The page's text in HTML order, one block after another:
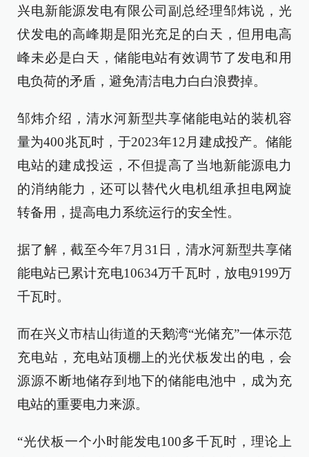
兴电新能源发电有限公司副总经理邹炜说，光
伏发电的高峰期是阳光充足的白天，但用电高
峰未必是白天，储能电站有效调节了发电和用
电负荷的矛盾，避免清洁电力白白浪费掉。
邹炜介绍，清水河新型共享储能电站的装机容
量为400兆瓦时，于2023年12月建成投产。储能
电站的建成投运，不但提高了当地新能源电力
的消纳能力，还可以替代火电机组承担电网旋
转备用，提高电力系统运行的安全性。
据了解，截至今年7月31日，清水河新型共享储
能电站已累计充电10634万千瓦时，放电9199万
千瓦时。
而在兴义市桔山街道的天鹅湾“光储充”一体示范
充电站，充电站顶棚上的光伏板发出的电，会
源源不断地储存到地下的储能电池中，成为充
电站的重要电力来源。
“光伏板一个小时能发电100多千瓦时，理论上